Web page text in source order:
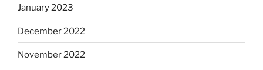
January 2023
December 2022
November 2022